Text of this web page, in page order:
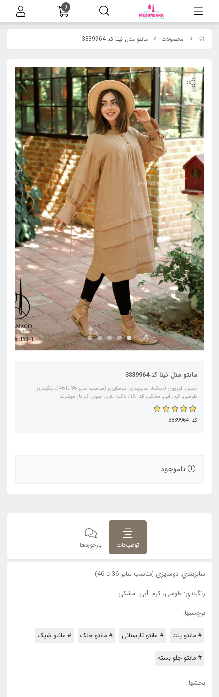
محصولات مانتو مدل نینا کد 3839964
مانتو مدل نینا کد 3839964
جنس: اوریون (خنک)، سايزبندي: دوسایزی (مناسب سایز 36 تا 46)، رنگبندي:
طوسی، کرم، آبی، مشکی، قد: ۱۱۵، دکمه های جلوی کار باز میشوند
کد: 3839964
ناموجود
توضیحات بازخوردها
سايزبندي: دوسایزی (مناسب سایز 36 تا 46)
رنگبندي: طوسی، کرم، آبی، مشکی
برچسبها :
# مانتو بلند # مانتو تابستانی # مانتو خنک # مانتو شیک
# مانتو جلو بسته
بخشها :
0